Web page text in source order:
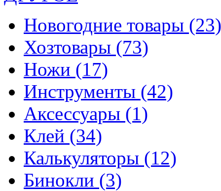
Новогодние товары (23)
Хозтовары (73)
Ножи (17)
Инструменты (42)
Аксессуары (1)
Клей (34)
Калькуляторы (12)
Бинокли (3)